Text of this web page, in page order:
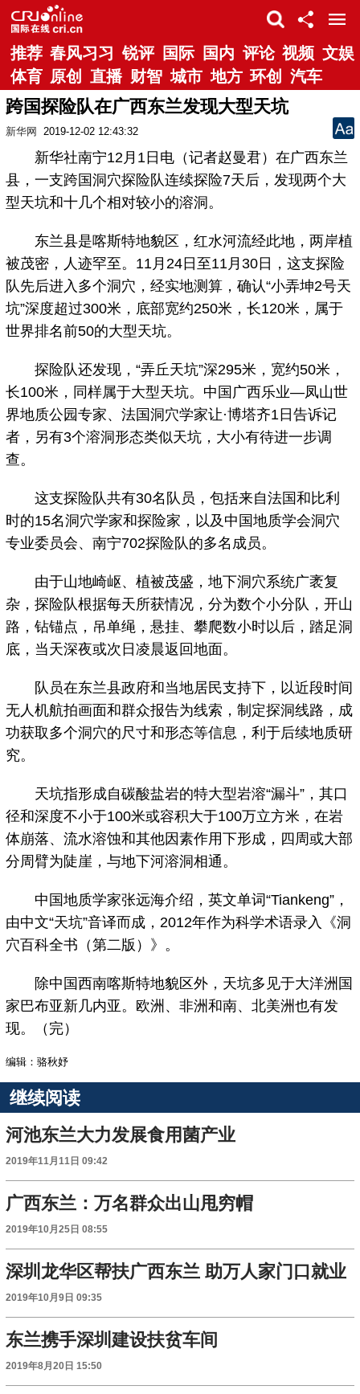
推荐 春风习习 锐评 国际 国内 评论 视频 文娱
体育 原创 直播 财智 城市 地方 环创 汽车
跨国探险队在广西东兰发现大型天坑
新华网 2019-12-02 12:43:32
新华社南宁12月1日电（记者赵曼君）在广西东兰
县，一支跨国洞穴探险队连续探险7天后，发现两个大
型天坑和十几个相对较小的溶洞。
东兰县是喀斯特地貌区，红水河流经此地，两岸植
被茂密，人迹罕至。11月24日至11月30日，这支探险
队先后进入多个洞穴，经实地测算，确认“小弄坤2号天
坑”深度超过300米，底部宽约250米，长120米，属于
世界排名前50的大型天坑。
探险队还发现，“弄丘天坑”深295米，宽约50米，
长100米，同样属于大型天坑。中国广西乐业—凤山世
界地质公园专家、法国洞穴学家让·博塔齐1日告诉记
者，另有3个溶洞形态类似天坑，大小有待进一步调
查。
这支探险队共有30名队员，包括来自法国和比利
时的15名洞穴学家和探险家，以及中国地质学会洞穴
专业委员会、南宁702探险队的多名成员。
由于山地崎岖、植被茂盛，地下洞穴系统广袤复
杂，探险队根据每天所获情况，分为数个小分队，开山
路，钻锚点，吊单绳，悬挂、攀爬数小时以后，踏足洞
底，当天深夜或次日凌晨返回地面。
队员在东兰县政府和当地居民支持下，以近段时间
无人机航拍画面和群众报告为线索，制定探洞线路，成
功获取多个洞穴的尺寸和形态等信息，利于后续地质研
究。
天坑指形成自碳酸盐岩的特大型岩溶“漏斗”，其口
径和深度不小于100米或容积大于100万立方米，在岩
体崩落、流水溶蚀和其他因素作用下形成，四周或大部
分周臂为陡崖，与地下河溶洞相通。
中国地质学家张远海介绍，英文单词“Tiankeng”，
由中文“天坑”音译而成，2012年作为科学术语录入《洞
穴百科全书（第二版）》。
除中国西南喀斯特地貌区外，天坑多见于大洋洲国
家巴布亚新几内亚。欧洲、非洲和南、北美洲也有发
现。（完）
编辑：骆秋妤
继续阅读
河池东兰大力发展食用菌产业
2019年11月11日 09:42
广西东兰：万名群众出山甩穷帽
2019年10月25日 08:55
深圳龙华区帮扶广西东兰 助万人家门口就业
2019年10月9日 09:35
东兰携手深圳建设扶贫车间
2019年8月20日 15:50